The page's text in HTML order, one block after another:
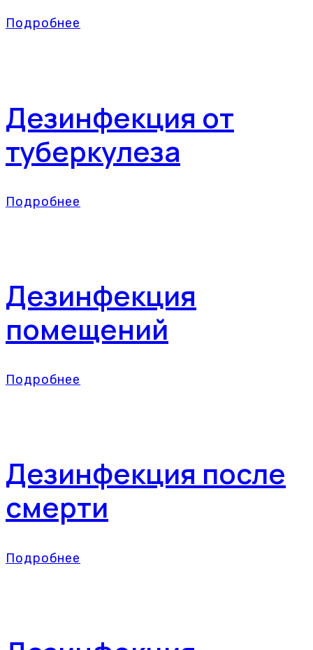
Подробнее
Дезинфекция от
туберкулеза
Подробнее
Дезинфекция
помещений
Подробнее
Дезинфекция после
смерти
Подробнее